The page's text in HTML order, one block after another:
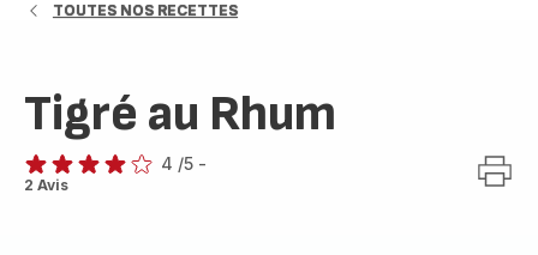
TOUTES NOS RECETTES
Tigré au Rhum
Avis
4 /5 -
2 Avis